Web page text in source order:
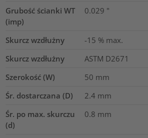
Grubość ścianki WT
(imp)
0.029 "
Skurcz wzdłużny
-15 % max.
Skurcz wzdłużny
ASTM D2671
Szerokość (W)
50 mm
Śr. dostarczana (D)
2.4 mm
Śr. po max. skurczu
(d)
0.8 mm